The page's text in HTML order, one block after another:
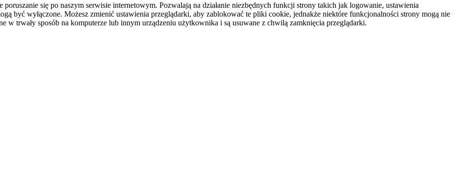
się po naszym serwisie internetowym. Pozwalają na działanie niezbędnych funkcji strony takich jak logowanie, ustawienia
być wyłączone. Możesz zmienić ustawienia przeglądarki, aby zablokować te pliki cookie, jednakże niektóre funkcjonalności strony mogą nie
w trwały sposób na komputerze lub innym urządzeniu użytkownika i są usuwane z chwilą zamknięcia przeglądarki.